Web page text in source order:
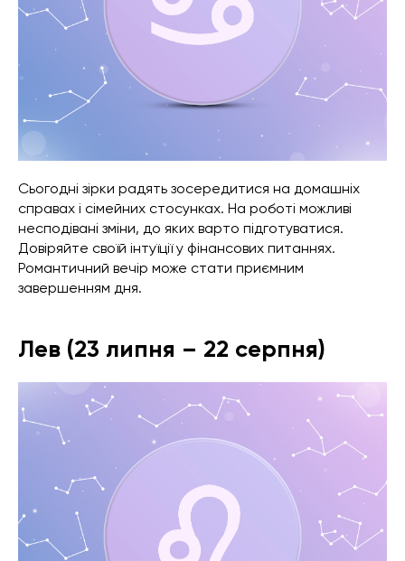
Сьогодні зірки радять зосередитися на домашніх
справах і сімейних стосунках. На роботі можливі
несподівані зміни, до яких варто підготуватися.
Довіряйте своїй інтуїції у фінансових питаннях.
Романтичний вечір може стати приємним
завершенням дня.
Лев (23 липня – 22 серпня)